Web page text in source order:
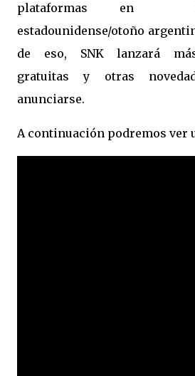
plataformas en
estadounidense/otoño
de eso, SNK lanzará
gratuitas y otras
anunciarse.
A continuación podremos ver